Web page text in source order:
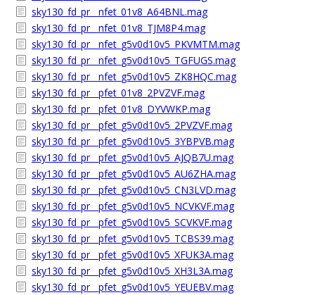
sky130_fd_pr__nfet_01v8_A64BNL.mag
sky130_fd_pr__nfet_01v8_TJM8P4.mag
sky130_fd_pr__nfet_g5v0d10v5_PKVMTM.mag
sky130_fd_pr__nfet_g5v0d10v5_TGFUGS.mag
sky130_fd_pr__nfet_g5v0d10v5_ZK8HQC.mag
sky130_fd_pr__pfet_01v8_2PVZVF.mag
sky130_fd_pr__pfet_01v8_DYVWKP.mag
sky130_fd_pr__pfet_g5v0d10v5_2PVZVF.mag
sky130_fd_pr__pfet_g5v0d10v5_3YBPVB.mag
sky130_fd_pr__pfet_g5v0d10v5_AJQB7U.mag
sky130_fd_pr__pfet_g5v0d10v5_AU6ZHA.mag
sky130_fd_pr__pfet_g5v0d10v5_CN3LVD.mag
sky130_fd_pr__pfet_g5v0d10v5_NCVKVF.mag
sky130_fd_pr__pfet_g5v0d10v5_SCVKVF.mag
sky130_fd_pr__pfet_g5v0d10v5_TCBS39.mag
sky130_fd_pr__pfet_g5v0d10v5_XFUK3A.mag
sky130_fd_pr__pfet_g5v0d10v5_XH3L3A.mag
sky130_fd_pr__pfet_g5v0d10v5_YEUEBV.mag